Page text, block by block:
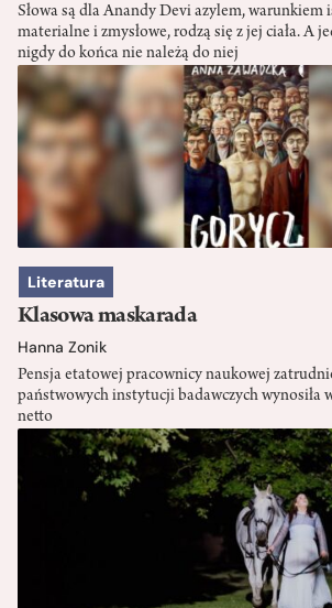
Słowa są dla Anandy Devi azylem, warunkiem
materialne i zmysłowe, rodzą się z jej ciała. A
nigdy do końca nie należą do niej
Literatura
Klasowa maskarada
Hanna Zonik
Pensja etatowej pracownicy naukowej
państwowych instytucji badawczych wynosiła
netto